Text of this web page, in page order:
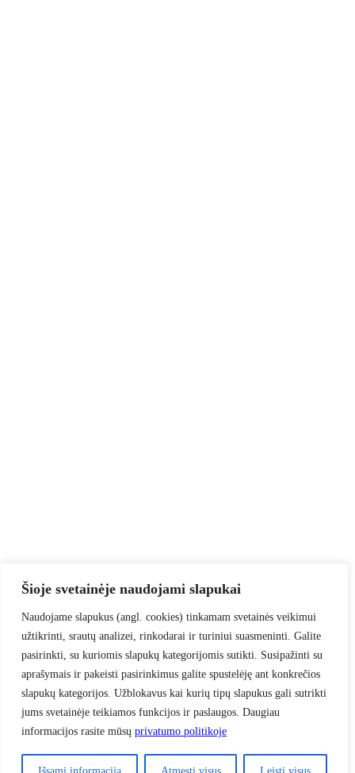
Šioje svetainėje naudojami slapukai
Naudojame slapukus (angl. cookies) tinkamam svetainės veikimui
užtikrinti, srautų analizei, rinkodarai ir turiniui suasmeninti. Galite
pasirinkti, su kuriomis slapukų kategorijomis sutikti. Susipažinti su
aprašymais ir pakeisti pasirinkimus galite spustelėję ant konkrečios
slapukų kategorijos. Užblokavus kai kurių tipų slapukus gali sutrikti
jums svetainėje teikiamos funkcijos ir paslaugos. Daugiau
informacijos rasite mūsų privatumo politikoje